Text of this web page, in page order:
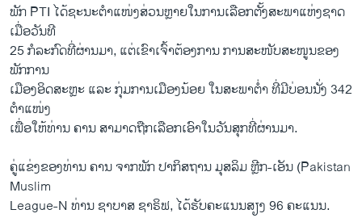
ພັກ PTI ໄດ້ຊະນະຕຳແໜ່ງສ່ວນຫຼາຍໃນການເລືອກຕັ້ງສະພາແຫ່ງຊາດ
ເມື່ອວັນທີ
25 ກໍລະກົດທີ່ຜ່ານມາ, ແຕ່ເຂົາເຈົ້າຕ້ອງການ ການສະໜັບສະໜູນຂອງ
ພັກການ
ເມືອງອິດສະຫຼະ ແລະ ກຸ່ມການເມືອງນ້ອຍ ໃນສະພາຕໍ່າ ທີ່ມີບ່ອນນັ່ງ 342
ຕຳແໜ່ງ
ເພື່ອໃຫ້ທ່ານ ຄານ ສາມາດຖືກເລືອກເອົາໃນວັນສຸກທີ່ຜ່ານມາ.
ຄູ່ແຂ່ງຂອງທ່ານ ຄານ ຈາກພັກ ປາກິສຖານ ມຸສລິມ ຫຼີກ-ເອັນ (Pakistan
Muslim
League-N ທ່ານ ຊາບາສ ຊາຣິຟ, ໄດ້ຮັບຄະແນນສຽງ 96 ຄະແນນ.